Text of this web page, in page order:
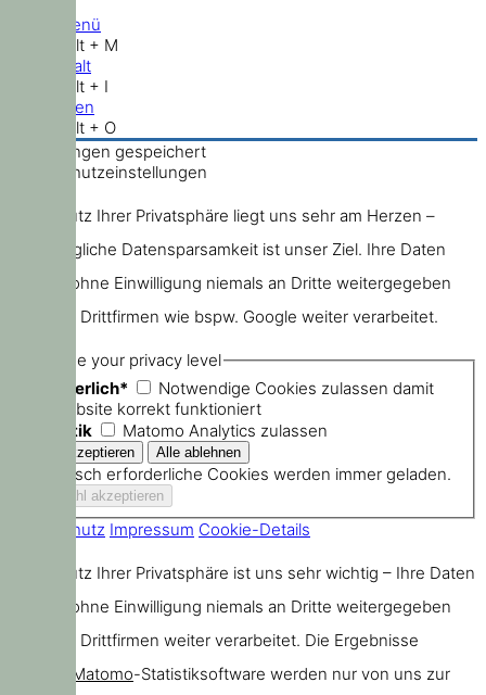
Hauptmenü
Shift + Alt + M
Zum Inhalt
Shift + Alt + I
Nach oben
Shift + Alt + O
Einstellungen gespeichert
Datenschutzeinstellungen
Der Schutz Ihrer Privatsphäre liegt uns sehr am Herzen –
größtmögliche Datensparsamkeit ist unser Ziel. Ihre Daten
werden ohne Einwilligung niemals an Dritte weitergegeben
oder von Drittfirmen wie bspw. Google weiter verarbeitet.
Choose your privacy level
Erforderlich*
Notwendige Cookies zulassen damit
die Website korrekt funktioniert
Statistik
Matomo Analytics zulassen
Technisch erforderliche Cookies werden immer geladen.
Datenschutz Impressum Cookie-Details
Der Schutz Ihrer Privatsphäre ist uns sehr wichtig – Ihre Daten
werden ohne Einwilligung niemals an Dritte weitergegeben
oder von Drittfirmen weiter verarbeitet. Die Ergebnisse
Matomo-Statistiksoftware werden nur von uns zur